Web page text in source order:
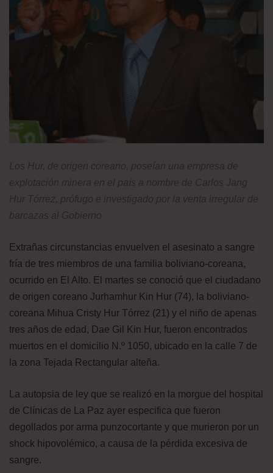
Los Hur, de origen coreano, poseían una empresa de
explotación minera en el país a nombre de Carlos Jang
Hur Tórrez, prófugo e investigado por la venta irregular de
barcazas al Gobierno
Extrañas circunstancias envuelven el asesinato a sangre
fría de tres miembros de una familia boliviano-coreana,
ocurrido en El Alto. El martes se conoció que el ciudadano
de origen coreano Jurhamhur Kin Hur (74), la boliviano-
coreana Mihua Cristy Hur Tórrez (21) y el niño de apenas
tres años de edad, Dae Gil Kin Hur, fueron encontrados
muertos en el domicilio N.º 1050, ubicado en la calle 7 de
la zona Tejada Rectangular alteña.
La autopsia de ley que se realizó en la morgue del hospital
de Clínicas de La Paz ayer especifica que fueron
degollados por arma punzocortante y que murieron por un
shock hipovolémico, a causa de la pérdida excesiva de
sangre.